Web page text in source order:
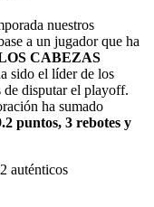
nuestros
a un jugador que ha
CABEZAS
sido el líder de los
de disputar el playoff.
ha sumado
puntos, 3 rebotes y
auténticos